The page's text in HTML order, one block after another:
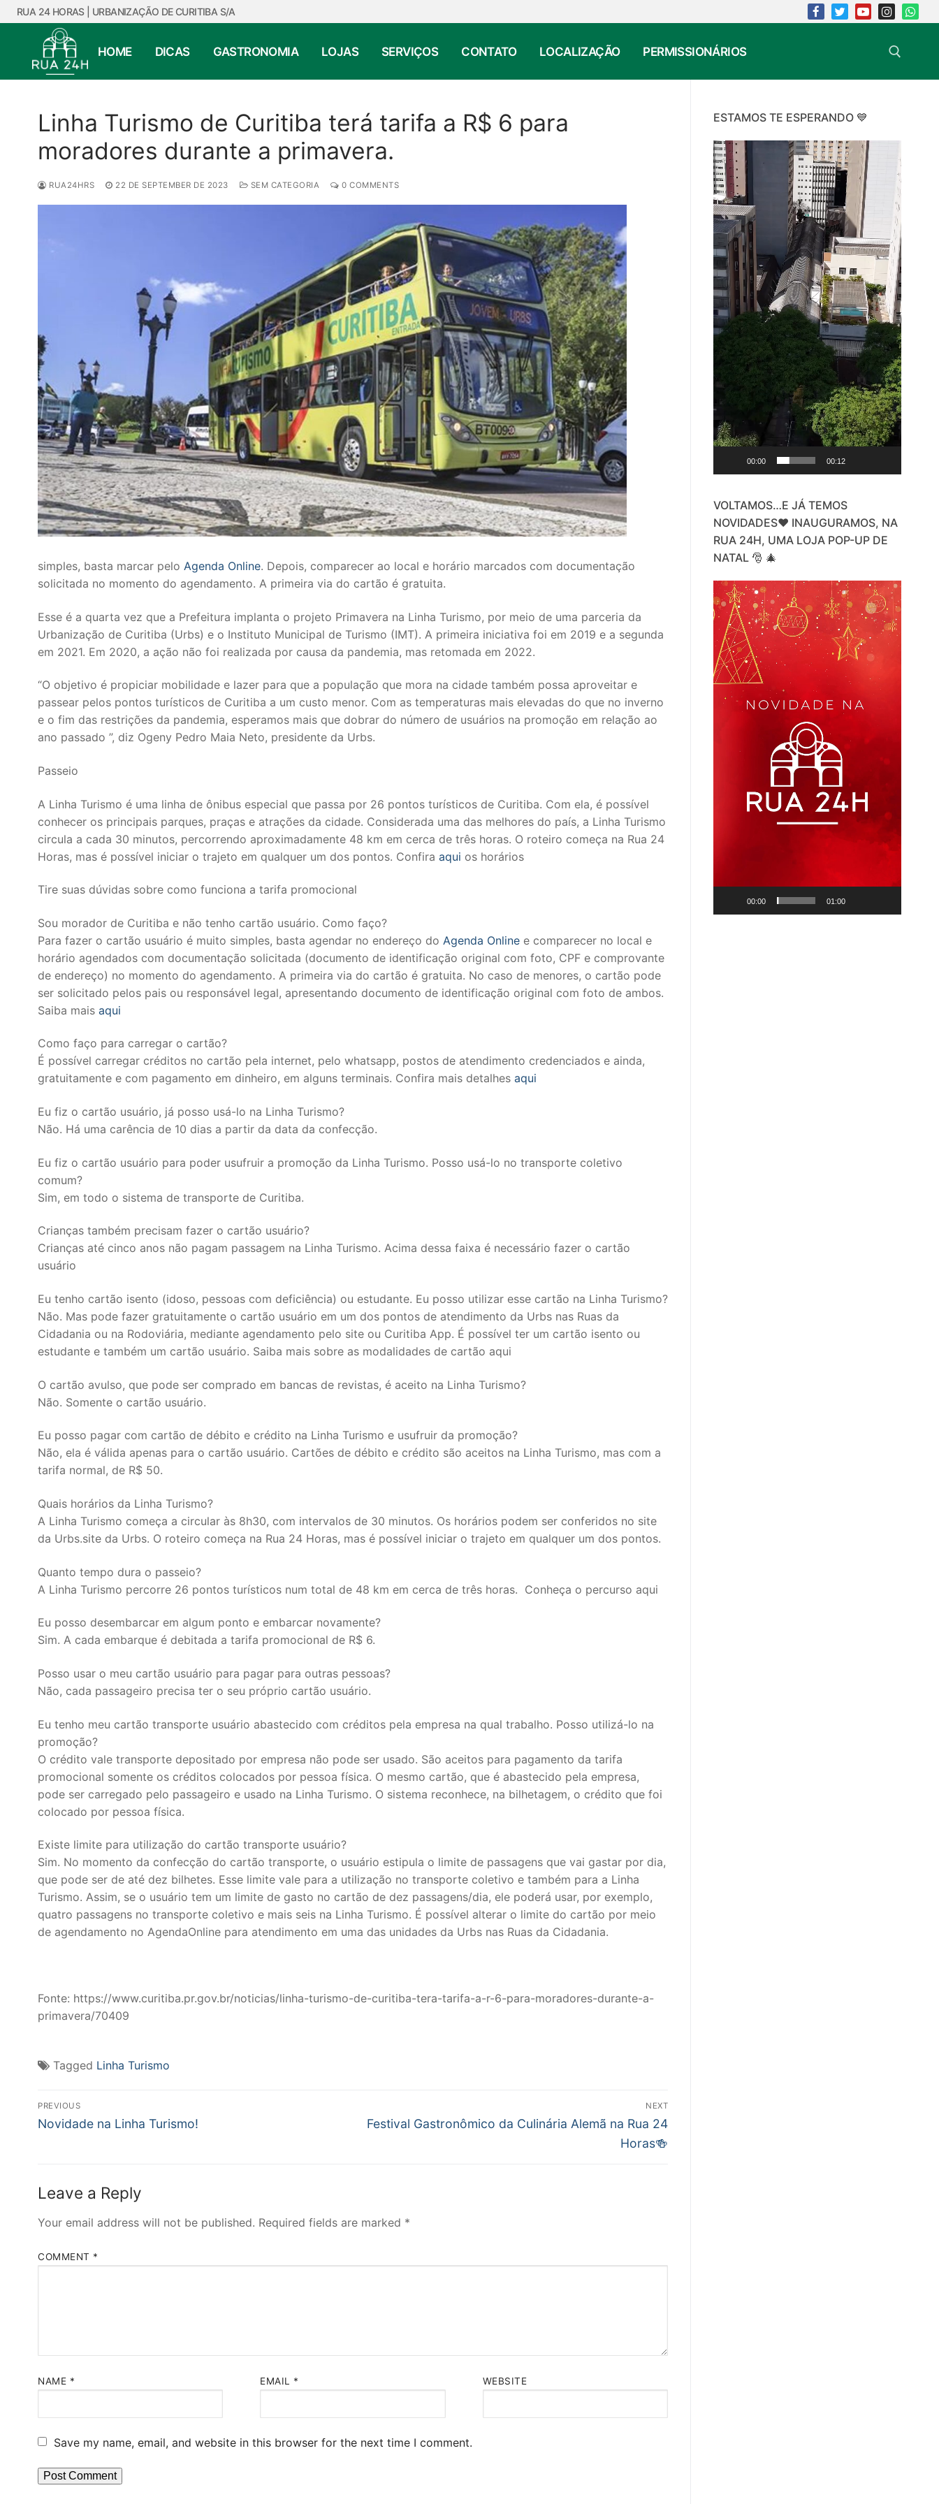
Skip
to
RUA 24 HORAS | URBANIZAÇÃO DE CURITIBA S/A
HOME DICAS GASTRONOMIA LOJAS SERVIÇOS CONTATO LOCALIZAÇÃO PERMISSIONÁRIOS
Linha Turismo de Curitiba terá tarifa a R$ 6 para
moradores durante a primavera.
RUA24HRS 22 DE SEPTEMBER DE 2023 SEM CATEGORIA 0 COMMENTS
simples, basta marcar pelo Agenda Online. Depois, comparecer ao local e horário marcados com documentação
solicitada no momento do agendamento. A primeira via do cartão é gratuita.
Esse é a quarta vez que a Prefeitura implanta o projeto Primavera na Linha Turismo, por meio de uma parceria da
Urbanização de Curitiba (Urbs) e o Instituto Municipal de Turismo (IMT). A primeira iniciativa foi em 2019 e a segunda
em 2021. Em 2020, a ação não foi realizada por causa da pandemia, mas retomada em 2022.
“O objetivo é propiciar mobilidade e lazer para que a população que mora na cidade também possa aproveitar e
passear pelos pontos turísticos de Curitiba a um custo menor. Com as temperaturas mais elevadas do que no inverno
e o fim das restrições da pandemia, esperamos mais que dobrar do número de usuários na promoção em relação ao
ano passado ”, diz Ogeny Pedro Maia Neto, presidente da Urbs.
Passeio
A Linha Turismo é uma linha de ônibus especial que passa por 26 pontos turísticos de Curitiba. Com ela, é possível
conhecer os principais parques, praças e atrações da cidade. Considerada uma das melhores do país, a Linha Turismo
circula a cada 30 minutos, percorrendo aproximadamente 48 km em cerca de três horas. O roteiro começa na Rua 24
Horas, mas é possível iniciar o trajeto em qualquer um dos pontos. Confira aqui os horários
Tire suas dúvidas sobre como funciona a tarifa promocional
Sou morador de Curitiba e não tenho cartão usuário. Como faço?
Para fazer o cartão usuário é muito simples, basta agendar no endereço do Agenda Online e comparecer no local e
horário agendados com documentação solicitada (documento de identificação original com foto, CPF e comprovante
de endereço) no momento do agendamento. A primeira via do cartão é gratuita. No caso de menores, o cartão pode
ser solicitado pelos pais ou responsável legal, apresentando documento de identificação original com foto de ambos.
Saiba mais aqui
Como faço para carregar o cartão?
É possível carregar créditos no cartão pela internet, pelo whatsapp, postos de atendimento credenciados e ainda,
gratuitamente e com pagamento em dinheiro, em alguns terminais. Confira mais detalhes aqui
Eu fiz o cartão usuário, já posso usá-lo na Linha Turismo?
Não. Há uma carência de 10 dias a partir da data da confecção.
Eu fiz o cartão usuário para poder usufruir a promoção da Linha Turismo. Posso usá-lo no transporte coletivo
comum?
Sim, em todo o sistema de transporte de Curitiba.
Crianças também precisam fazer o cartão usuário?
Crianças até cinco anos não pagam passagem na Linha Turismo. Acima dessa faixa é necessário fazer o cartão
usuário
Eu tenho cartão isento (idoso, pessoas com deficiência) ou estudante. Eu posso utilizar esse cartão na Linha Turismo?
Não. Mas pode fazer gratuitamente o cartão usuário em um dos pontos de atendimento da Urbs nas Ruas da
Cidadania ou na Rodoviária, mediante agendamento pelo site ou Curitiba App. É possível ter um cartão isento ou
estudante e também um cartão usuário. Saiba mais sobre as modalidades de cartão aqui
O cartão avulso, que pode ser comprado em bancas de revistas, é aceito na Linha Turismo?
Não. Somente o cartão usuário.
Eu posso pagar com cartão de débito e crédito na Linha Turismo e usufruir da promoção?
Não, ela é válida apenas para o cartão usuário. Cartões de débito e crédito são aceitos na Linha Turismo, mas com a
tarifa normal, de R$ 50.
Quais horários da Linha Turismo?
A Linha Turismo começa a circular às 8h30, com intervalos de 30 minutos. Os horários podem ser conferidos no site
da Urbs.site da Urbs. O roteiro começa na Rua 24 Horas, mas é possível iniciar o trajeto em qualquer um dos pontos.
Quanto tempo dura o passeio?
A Linha Turismo percorre 26 pontos turísticos num total de 48 km em cerca de três horas. Conheça o percurso aqui
Eu posso desembarcar em algum ponto e embarcar novamente?
Sim. A cada embarque é debitada a tarifa promocional de R$ 6.
Posso usar o meu cartão usuário para pagar para outras pessoas?
Não, cada passageiro precisa ter o seu próprio cartão usuário.
Eu tenho meu cartão transporte usuário abastecido com créditos pela empresa na qual trabalho. Posso utilizá-lo na
promoção?
O crédito vale transporte depositado por empresa não pode ser usado. São aceitos para pagamento da tarifa
promocional somente os créditos colocados por pessoa física. O mesmo cartão, que é abastecido pela empresa,
pode ser carregado pelo passageiro e usado na Linha Turismo. O sistema reconhece, na bilhetagem, o crédito que foi
colocado por pessoa física.
Existe limite para utilização do cartão transporte usuário?
Sim. No momento da confecção do cartão transporte, o usuário estipula o limite de passagens que vai gastar por dia,
que pode ser de até dez bilhetes. Esse limite vale para a utilização no transporte coletivo e também para a Linha
Turismo. Assim, se o usuário tem um limite de gasto no cartão de dez passagens/dia, ele poderá usar, por exemplo,
quatro passagens no transporte coletivo e mais seis na Linha Turismo. É possível alterar o limite do cartão por meio
de agendamento no AgendaOnline para atendimento em uma das unidades da Urbs nas Ruas da Cidadania.
Fonte: https://www.curitiba.pr.gov.br/noticias/linha-turismo-de-curitiba-tera-tarifa-a-r-6-para-moradores-durante-a-
primavera/70409
Tagged Linha Turismo
Post
navigation
PREVIOUS
Previous
Novidade na Linha Turismo!
NEXT
Next
Festival Gastronômico da Culinária Alemã na Rua 24
Horas🍻
Leave a Reply
Your email address will not be published. Required fields are marked *
COMMENT *
NAME * EMAIL * WEBSITE
Save my name, email, and website in this browser for the next time I comment.
ESTAMOS TE ESPERANDO 💙
Video
Player
00:00 00:12
VOLTAMOS…E JÁ TEMOS
NOVIDADES❤️ INAUGURAMOS, NA
RUA 24H, UMA LOJA POP-UP DE
NATAL 🎅 🎄
Video
Player
00:00 01:00